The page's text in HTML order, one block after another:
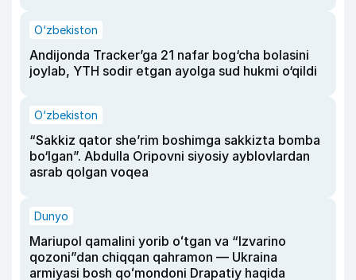
O‘zbekiston
Andijonda Tracker’ga 21 nafar bog‘cha bolasini
joylab, YTH sodir etgan ayolga sud hukmi o‘qildi
O‘zbekiston
“Sakkiz qator she’rim boshimga sakkizta bomba
bo‘lgan”. Abdulla Oripovni siyosiy ayblovlardan
asrab qolgan voqea
Dunyo
Mariupol qamalini yorib oʻtgan va “Izvarino
qozoni”dan chiqqan qahramon — Ukraina
armiyasi bosh qoʻmondoni Drapatiy haqida